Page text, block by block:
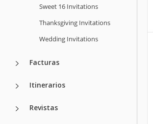
Sweet 16 Invitations
Thanksgiving Invitations
Wedding Invitations
Facturas
Itinerarios
Revistas